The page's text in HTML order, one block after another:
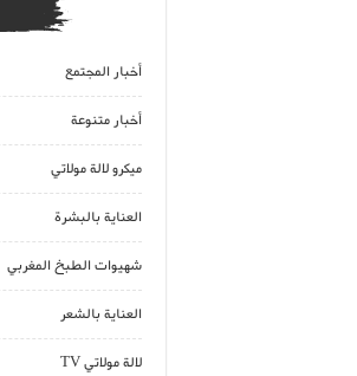
أخبار المجتمع
أخبار متنوعة
ميكرو لالة مولاتي
العناية بالبشرة
شهيوات الطبخ المغربي
العناية بالشعر
لالة مولاتي TV